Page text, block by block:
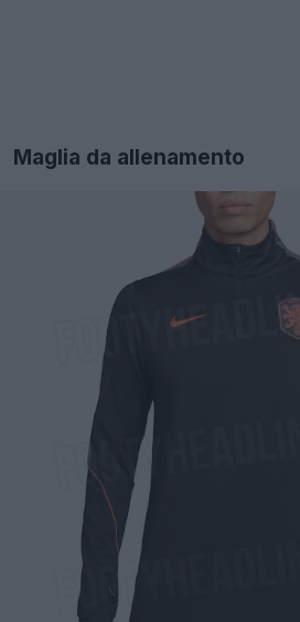
Maglia da allenamento